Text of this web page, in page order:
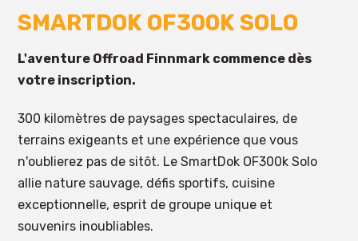
SMARTDOK OF300K SOLO
L'aventure Offroad Finnmark commence dès
votre inscription.
300 kilomètres de paysages spectaculaires, de
terrains exigeants et une expérience que vous
n'oublierez pas de sitôt. Le SmartDok OF300k Solo
allie nature sauvage, défis sportifs, cuisine
exceptionnelle, esprit de groupe unique et
souvenirs inoubliables.